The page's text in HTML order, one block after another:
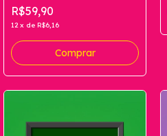
R$59,90
12 x de R$6,16
Comprar